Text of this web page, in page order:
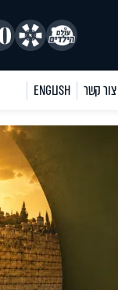
צור קשר ENGLISH